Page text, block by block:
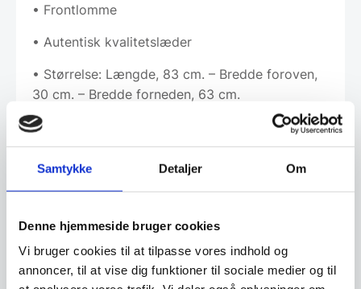
Samtykke Detaljer Om
Denne hjemmeside bruger cookies
Vi bruger cookies til at tilpasse vores indhold og
annoncer, til at vise dig funktioner til sociale medier og til
• Frontlomme
• Autentisk kvalitetslæder
• Størrelse: Længde, 83 cm. – Bredde foroven,
30 cm. – Bredde forneden, 63 cm.
• Plejevejledning: Imprægneringsspray
Altid god kvalitet, se her hvorfor